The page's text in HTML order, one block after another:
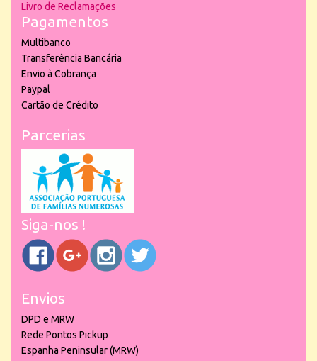
Livro de Reclamações
Pagamentos
Multibanco
Transferência Bancária
Envio à Cobrança
Paypal
Cartão de Crédito
Parcerias
Siga-nos !
Envios
DPD e MRW
Rede Pontos Pickup
Espanha Peninsular (MRW)